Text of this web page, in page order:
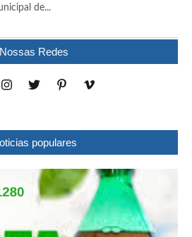
de...
Nossas Redes
populares